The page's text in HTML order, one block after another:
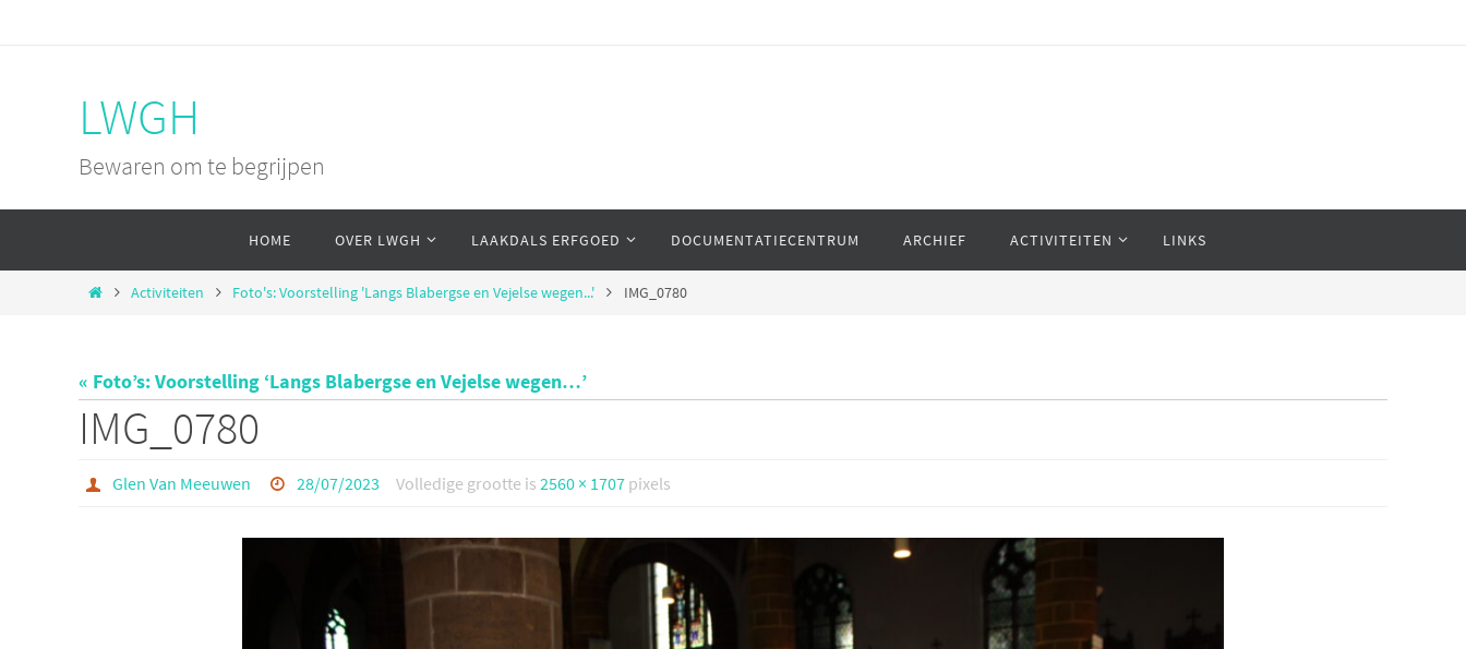
LWGH
Bewaren om te begrijpen
de
HOME OVER LWGH LAAKDALS ERFGOED DOCUMENTATIECENTRUM ARCHIEF ACTIVITEITEN LINKS
HomeActiviteiten Foto's: Voorstelling 'Langs Blabergse en Vejelse wegen...' IMG_0780
« Foto’s: Voorstelling ‘Langs Blabergse en Vejelse wegen…’
IMG_0780
Glen Van Meeuwen 28/07/2023 Volledige grootte is2560 × 1707 pixels